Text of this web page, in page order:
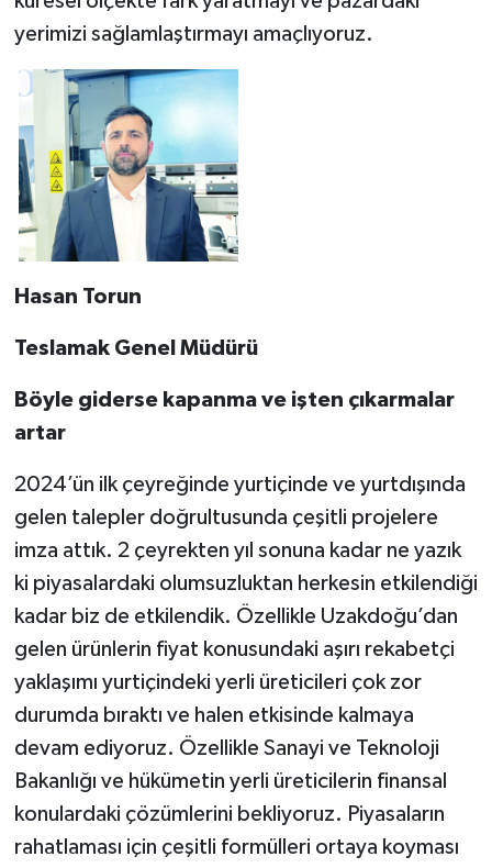
yerimizi sağlamlaştırmayı amaçlıyoruz.
Hasan Torun
Teslamak Genel Müdürü
Böyle giderse kapanma ve işten çıkarmalar
artar
2024’ün ilk çeyreğinde yurtiçinde ve yurtdışında
gelen talepler doğrultusunda çeşitli projelere
imza attık. 2 çeyrekten yıl sonuna kadar ne yazık
ki piyasalardaki olumsuzluktan herkesin etkilendiği
kadar biz de etkilendik. Özellikle Uzakdoğu’dan
gelen ürünlerin fiyat konusundaki aşırı rekabetçi
yaklaşımı yurtiçindeki yerli üreticileri çok zor
durumda bıraktı ve halen etkisinde kalmaya
devam ediyoruz. Özellikle Sanayi ve Teknoloji
Bakanlığı ve hükümetin yerli üreticilerin finansal
konulardaki çözümlerini bekliyoruz. Piyasaların
rahatlaması için çeşitli formülleri ortaya koyması